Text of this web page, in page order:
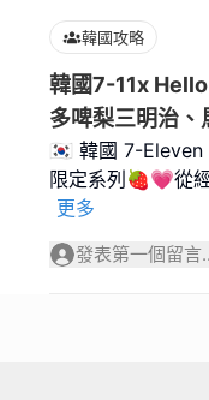
韓國攻略
韓國7-11x
多啤梨三明治、
🇰🇷 韓國 7-
限定系列🍓💗從
更多
發表第一個留言